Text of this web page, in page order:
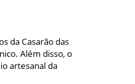
da Casarão das
Além disso, o
artesanal da